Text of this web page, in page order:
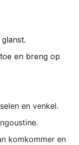
toe en breng op
en venkel.
komkommer en